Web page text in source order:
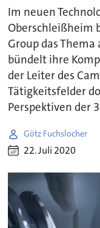
Im neuen
Oberschleißheim
Group das
bündelt ihre
der Leiter des
Tätigkeitsfelder
Perspektiven der
Götz Fuchslocher
22. Juli 2020